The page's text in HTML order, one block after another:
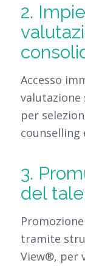
2.
Accesso
valutazione
per
counselling
3.
del
tramite
View®, per